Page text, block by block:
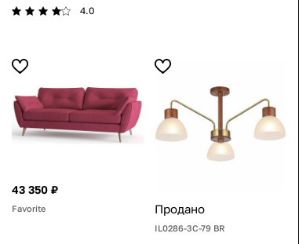
4.0
43 350 ₽
Favorite Продано
IL0286-3C-79 BR